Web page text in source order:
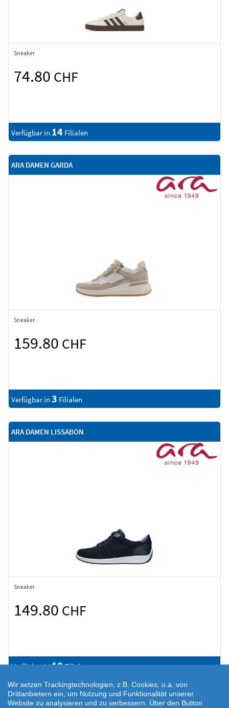
Sneaker
74.80 CHF
Verfügbar in 14 Filialen
ARA DAMEN GARDA
Sneaker
159.80 CHF
Verfügbar in 3 Filialen
ARA DAMEN LISSABON
Sneaker
149.80 CHF
Verfügbar in10Filialen
Wir setzen Trackingtechnologien, z.B. Cookies, u.a. von
Drittanbietern ein, um Nutzung und Funktionalität unserer
Website zu analysieren und zu verbessern. Über den Button